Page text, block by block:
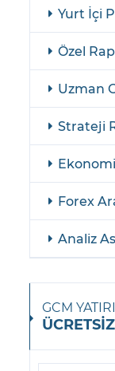
Yasal
Borsa Trader
Yurt İçi
Özel
Uzman
Strateji
Forex
Analiz
GCM